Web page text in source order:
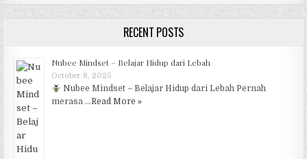
RECENT POSTS
Nubee Mindset – Belajar Hidup dari Lebah
October 8, 2025
Nubee Mindset – Belajar Hidup dari Lebah Pernah
merasa …Read More »